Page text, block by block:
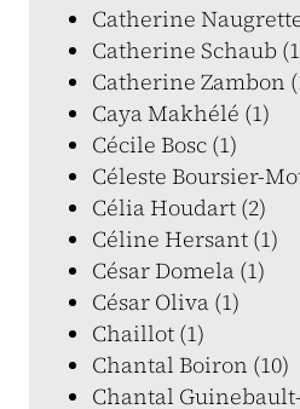
Catherine
Catherine Schaub
Catherine Zambon
Caya Makhélé (1)
Cécile Bosc (1)
Céleste Boursier-
Célia Houdart (2)
Céline Hersant (1)
César Domela (1)
César Oliva (1)
Chaillot (1)
Chantal Boiron (10)
Chantal